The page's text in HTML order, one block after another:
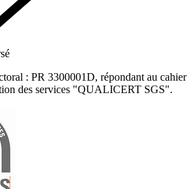
: PR 3300001D, répondant au cahier
des services "QUALICERT SGS".